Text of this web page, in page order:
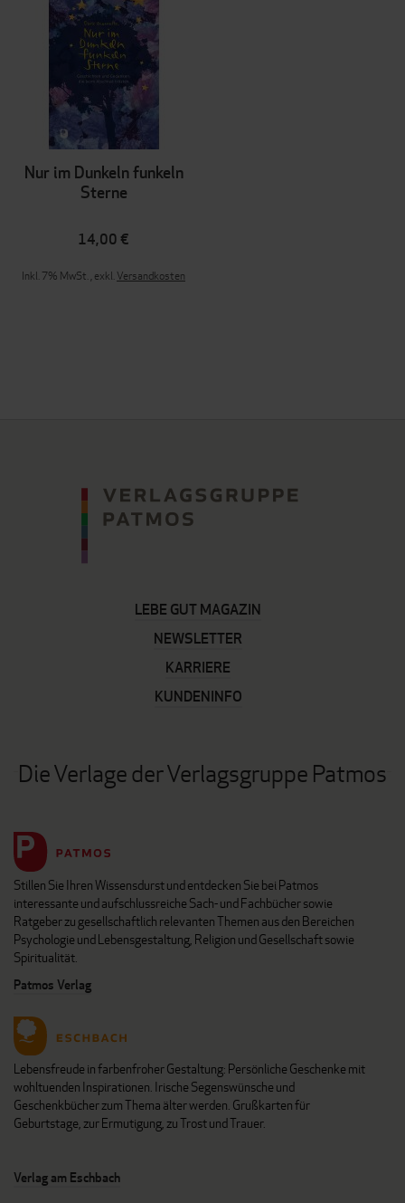
Nur im Dunkeln funkeln
Sterne
14,00 €
Inkl. 7% MwSt.,exkl.Versandkosten
LEBE GUT MAGAZIN
NEWSLETTER
KARRIERE
KUNDENINFO
Die Verlage der Verlagsgruppe Patmos
Stillen Sie Ihren Wissensdurst und entdecken Sie bei Patmos
interessante und aufschlussreiche Sach- und Fachbücher sowie
Ratgeber zu gesellschaftlich relevanten Themen aus den Bereichen
Psychologie und Lebensgestaltung, Religion und Gesellschaft sowie
Spiritualität.
Patmos Verlag
Lebensfreude in farbenfroher Gestaltung: Persönliche Geschenke mit
wohltuenden Inspirationen. Irische Segenswünsche und
Geschenkbücher zum Thema älter werden. Grußkarten für
Geburtstage, zur Ermutigung, zu Trost und Trauer.
Verlag am Eschbach